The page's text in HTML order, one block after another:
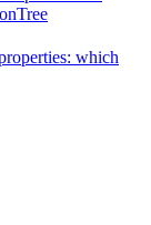
which